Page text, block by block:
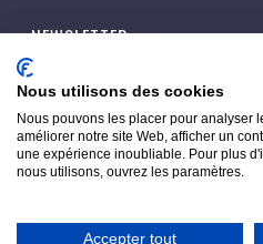
NEWSLETTER
Nous utilisons des cookies
Nous pouvons les placer pour analyser
améliorer notre site Web, afficher un
une expérience inoubliable. Pour plus
nous utilisons, ouvrez les paramètres.
Accepter tout